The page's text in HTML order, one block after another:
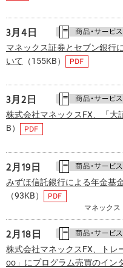
3月4日
マネックス証券とセブン銀行
いて （155KB）
3月2日
株式会社マネックスFX、「大
B）
2月19日
みずほ信託銀行による年金基
（93KB）
マネックス
2月18日
株式会社マネックスFX、トレ
oo」にプログラム売買のイン